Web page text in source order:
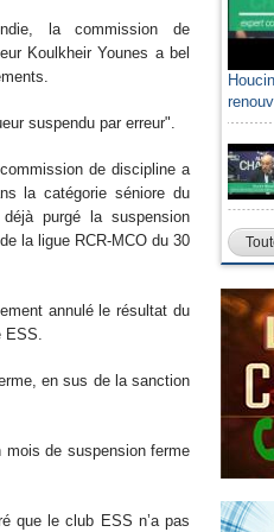
la commission de
Koulkheir Younes a bel
suspendu par erreur".
de discipline a
la catégorie séniore du
purgé la suspension
la ligue RCR-MCO du 30
annulé le résultat du
ESS.
en sus de la sanction
mois de suspension ferme
que le club ESS n’a pas